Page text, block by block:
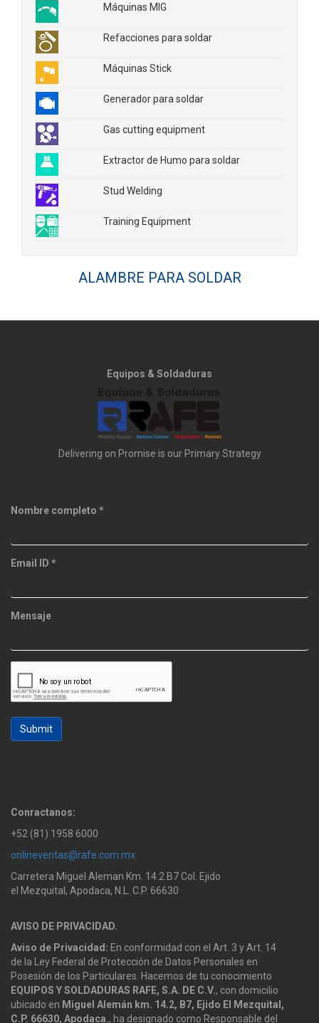
Máquinas MIG
Refacciones para soldar
Máquinas Stick
Generador para soldar
Gas cutting equipment
Extractor de Humo para soldar
Stud Welding
Training Equipment
ALAMBRE PARA SOLDAR
Equipos & Soldaduras
Delivering on Promise is our Primary Strategy
Nombre completo *
Email ID *
Mensaje
Submit
Conractanos:
+52 (81) 1958 6000
onlineventas@rafe.com.mx
Carretera Miguel Aleman Km. 14.2 B7 Col. Ejido
el Mezquital, Apodaca, N.L. C.P. 66630
AVISO DE PRIVACIDAD.
Aviso de Privacidad: En conformidad con el Art. 3 y Art. 14
de la Ley Federal de Protección de Datos Personales en
Posesión de los Particulares. Hacemos de tu conocimiento
EQUIPOS Y SOLDADURAS RAFE, S.A. DE C.V., con domicilio
ubicado en Miguel Alemán km. 14.2, B7, Ejido El Mezquital,
C.P. 66630, Apodaca., ha designado como Responsable del